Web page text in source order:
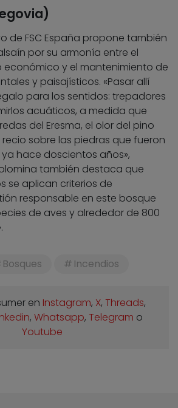
de FSC España propone también
por su armonía entre el
y el mantenimiento de
y paisajísticos. «Pasar allí
para los sentidos: trepadores
acuáticos, a medida que
del Eresma, el olor del pino
recio sobre las piedras que fueron
hace doscientos años»,
también destaca que
se aplican criterios de
responsable en este bosque
de aves y alrededor de 800
Bosques Incendios
en Instagram, X, Threads,
, Whatsapp, Telegram o
Youtube